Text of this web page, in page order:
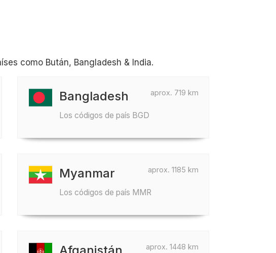
como Bután, Bangladesh & India.
aprox. 719 km
Bangladesh
Los códigos de país BGD
aprox. 1185 km
Myanmar
Los códigos de país MMR
aprox. 1448 km